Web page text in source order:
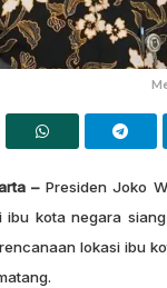
–Presiden Joko
ibu kota negara
lokasi ibu